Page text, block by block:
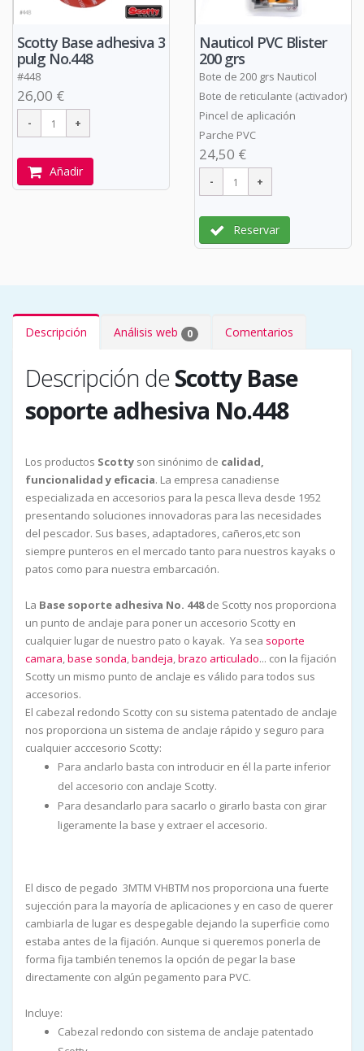
Scotty Base adhesiva 3
pulg No.448
#448
26,00 €
Añadir
Nauticol PVC Blister
200 grs
Bote de 200 grs Nauticol
Bote de reticulante (activador)
Pincel de aplicación
Parche PVC
24,50 €
Reservar
Descripción Análisis web 0 Comentarios
Descripción deScotty Base
soporte adhesiva No.448
Los productos Scotty son sinónimo de calidad,
funcionalidad y eficacia. La empresa canadiense
especializada en accesorios para la pesca lleva desde 1952
presentando soluciones innovadoras para las necesidades
del pescador. Sus bases, adaptadores, cañeros,etc son
siempre punteros en el mercado tanto para nuestros kayaks o
patos como para nuestra embarcación.
La Base soporte adhesiva No. 448de Scotty nos proporciona
un punto de anclaje para poner un accesorio Scotty en
cualquier lugar de nuestro pato o kayak. Ya sea soporte
camara,base sonda,bandeja,brazo articulado... con la fijación
Scotty un mismo punto de anclaje es válido para todos sus
accesorios.
El cabezal redondo Scotty con su sistema patentado de anclaje
nos proporciona un sistema de anclaje rápido y seguro para
cualquier acccesorio Scotty:
Para anclarlo basta con introducir en él la parte inferior
del accesorio con anclaje Scotty.
Para desanclarlo para sacarlo o girarlo basta con girar
ligeramente la base y extraer el accesorio.
El disco de pegado 3MTM VHBTM nos proporciona una fuerte
sujección para la mayoría de aplicaciones y en caso de querer
cambiarla de lugar es despegable dejando la superficie como
estaba antes de la fijación. Aunque si queremos ponerla de
forma fija también tenemos la opción de pegar la base
directamente con algún pegamento para PVC.
Incluye:
Cabezal redondo con sistema de anclaje patentado